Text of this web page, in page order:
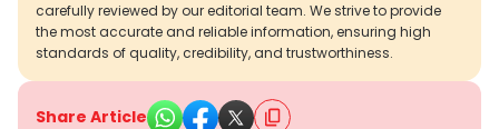
carefully reviewed by our editorial team. We strive to provide
the most accurate and reliable information, ensuring high
standards of quality, credibility, and trustworthiness.
Share Article